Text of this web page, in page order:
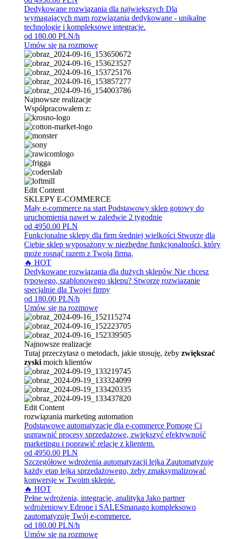
Dedykowane rozwiązania dla największych Dla
wymagających mam rozwiązania dedykowane - unikalne
technologie i kompleksowe integracje.
od 180.00 PLN/h
Umów się na rozmowę
Najnowsze realizacje
Współpracowałem z:
Edit Content
SKLEPY E-COMMERCE
Mały e-commerce na start Podstawowy sklep gotowy do
uruchomienia nawet w zaledwie 2 tygodnie
od 4950.00 PLN
Funkcjonalne sklepy dla firm średniej wielkości Stworzę dla
Ciebie sklep wyposażony w niezbędne funkcjonalności, który
może rosnąć razem z Twoją firmą.
🔥 HOT
Dedykowane rozwiązania dla dużych sklepów Nie chcesz
typowego, szablonowego sklepu? Stworzę rozwiązanie
specjalnie dla Twojej firmy
od 180.00 PLN/h
Umów się na rozmowę
Najnowsze realizacje
Tutaj przeczytasz o metodach, jakie stosuję, żeby zwiększać
zyski moich klientów
Edit Content
rozwiązania marketing automation
Podstawowe automatyzacje dla e-commerce Pomogę Ci
usprawnić procesy sprzedażowe, zwiększyć efektywność
marketingu i poprawić relacje z klientem.
od 4950.00 PLN
Szczegółowe wdrożenia automatyzacji lejka Zautomatyzuję
każdy etap lejka sprzedażowego, żeby zmaksymalizować
konwersje w Twoim sklepie.
🔥 HOT
Pełne wdrożenia, integracje, analityka Jako partner
wdrożeniowy Edrone i SALESmanago kompleksowo
zautomatyzuję Twój e-commerce.
od 180.00 PLN/h
Umów się na rozmowę